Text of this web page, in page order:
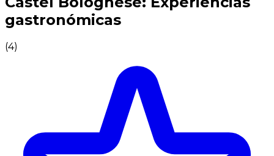
gastronómicas
(4)